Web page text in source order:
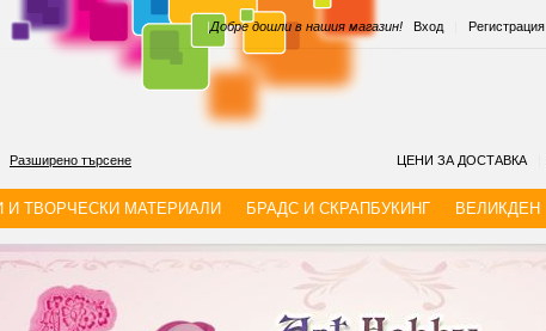
Вход Регистрация
Добре дошли в нашия магазин!
|
Разширено търсене ЦЕНИ ЗА ДОСТАВКА
И ТВОРЧЕСКИ МАТЕРИАЛИ БРАДС И СКРАПБУКИНГ ВЕЛИКДЕН